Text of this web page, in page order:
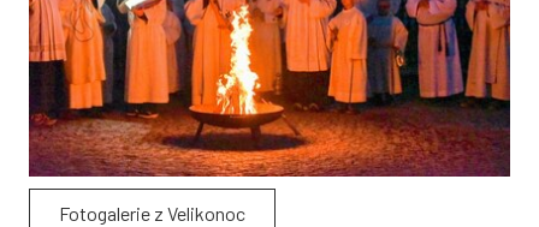
Fotogalerie z Velikonoc